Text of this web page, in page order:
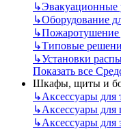
↳Эвакуационные
↳Оборудование
↳
↳Типовые
↳Установки
Показать все
Шкафы, щиты и
↳Аксессуары
↳Аксессуары
↳Аксессуары для